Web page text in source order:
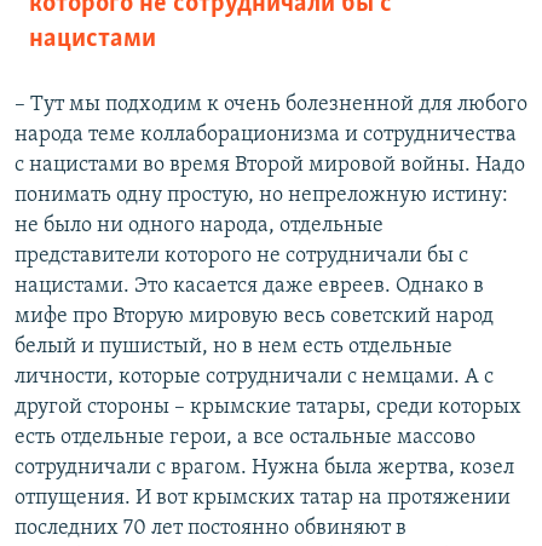
нацистами
– Тут мы подходим к очень болезненной для любого
народа теме коллаборационизма и сотрудничества
с нацистами во время Второй мировой войны. Надо
понимать одну простую, но непреложную истину:
не было ни одного народа, отдельные
представители которого не сотрудничали бы с
нацистами. Это касается даже евреев. Однако в
мифе про Вторую мировую весь советский народ
белый и пушистый, но в нем есть отдельные
личности, которые сотрудничали с немцами. А с
другой стороны – крымские татары, среди которых
есть отдельные герои, а все остальные массово
сотрудничали с врагом. Нужна была жертва, козел
отпущения. И вот крымских татар на протяжении
последних 70 лет постоянно обвиняют в